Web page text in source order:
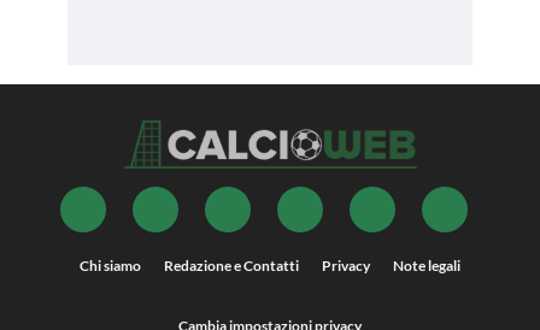
Chi siamo Redazione e Contatti Privacy Note legali
Cambia impostazioni privacy